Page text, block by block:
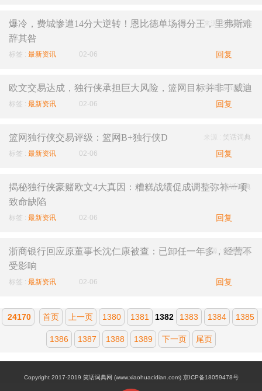
爆冷，费城惨遭14分大逆转！恩比德单场得分王，里弗斯难
辞其咎
标签 : 最新资讯 02-06 回复
来源 :笑话词典
欧文交易达成，独行侠承担巨大风险，篮网目标并非丁威迪
标签 : 最新资讯 02-06 回复
来源 :笑话词典
篮网独行侠交易评级：篮网B+独行侠D
标签 : 最新资讯 02-06 回复
笑话词典
揭秘独行侠豪赌欧文4大真因：糟糕战绩促成调整弥补一项
致命缺陷
标签 : 最新资讯 02-06 回复
来源 :笑话词典
浙商银行回应原董事长沈仁康被查：已卸任一年多，经营不
受影响
标签 : 最新资讯 02-06 回复
来源 : 笑话词典
24170 首页 上一页 1380 1381 1382 1383 1384 1385
1386 1387 1388 1389 下一页 尾页
Copyright 2017-2019 笑话词典网 (www.xiaohuacidian.com) 京ICP备18059478号